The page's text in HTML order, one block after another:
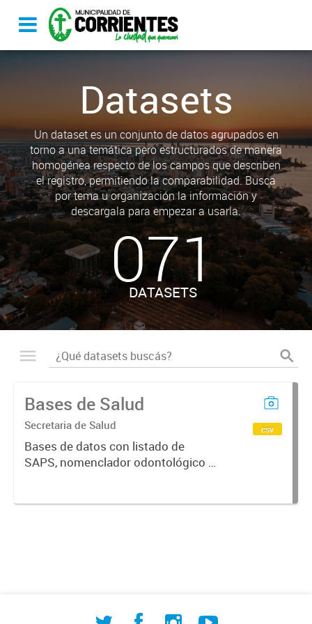
Datasets
Un dataset es un conjunto de datos agrupados en
torno a una temática pero estructurados de manera
homogénea respecto de los campos que describen
el registro, permitiendo la comparabilidad. Busca
por tema u organización la información y
descargala para empezar a usarla.
071
DATASETS
Bases de Salud
Secretaria de Salud
Bases de datos con listado de
SAPS, nomenclador odontológico y
csv